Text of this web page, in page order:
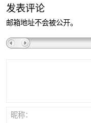
发表评论
邮箱地址不会被公开。
昵称：